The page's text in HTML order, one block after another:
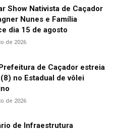
Show Nativista de Caçador
Nunes e Família
dia 15 de agosto
de 2026
de Caçador estreia
no Estadual de vôlei
de 2026
de Infraestrutura